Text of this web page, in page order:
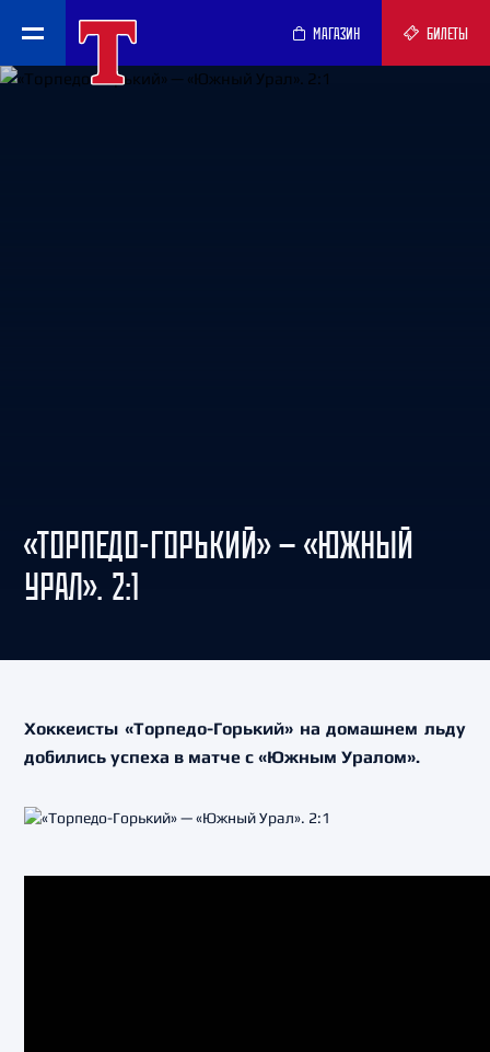
МАГАЗИН БИЛЕТЫ
«ТОРПЕДО-ГОРЬКИЙ» — «ЮЖНЫЙ
УРАЛ». 2:1
Хоккеисты «Торпедо-Горький» на домашнем льду
добились успеха в матче с «Южным Уралом».